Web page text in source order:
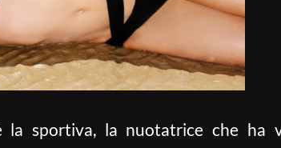
la sportiva, la nuotatrice che